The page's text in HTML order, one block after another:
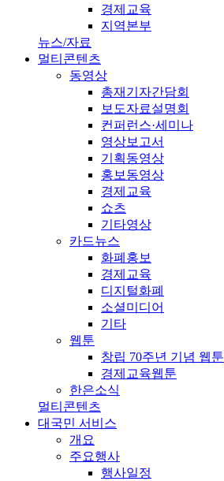
경제교육
지역본부
뉴스/자료
멀티콘텐츠
동영상
총재기자간담회
보도자료설명회
컨퍼런스·세미나
영상보고서
기획동영상
홍보동영상
경제교육
쇼츠
기타영상
카드뉴스
화폐홍보
경제교육
디지털화폐
소셜미디어
기타
웹툰
창립 70주년 기념 웹툰
경제교육웹툰
한은소식
멀티콘텐츠
대국민 서비스
개요
주요행사
행사일정